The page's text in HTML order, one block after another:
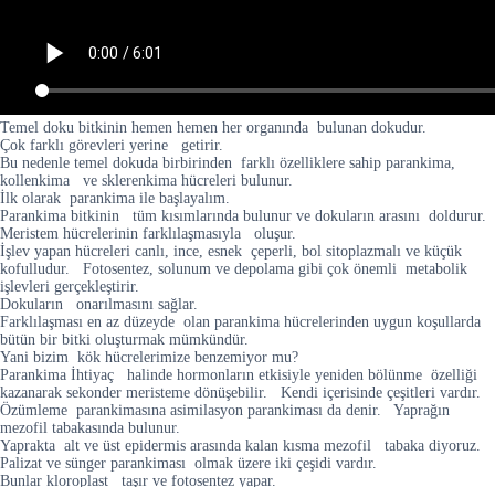
Temel doku bitkinin hemen hemen her organında bulunan dokudur.
Çok farklı görevleri yerine getirir.
Bu nedenle temel dokuda birbirinden farklı özelliklere sahip parankima,
kollenkima ve sklerenkima hücreleri bulunur.
İlk olarak parankima ile başlayalım.
Parankima bitkinin tüm kısımlarında bulunur ve dokuların arasını doldurur.
Meristem hücrelerinin farklılaşmasıyla oluşur.
İşlev yapan hücreleri canlı, ince, esnek çeperli, bol sitoplazmalı ve küçük
kofulludur. Fotosentez, solunum ve depolama gibi çok önemli metabolik
işlevleri gerçekleştirir.
Dokuların onarılmasını sağlar.
Farklılaşması en az düzeyde olan parankima hücrelerinden uygun koşullarda
bütün bir bitki oluşturmak mümkündür.
Yani bizim kök hücrelerimize benzemiyor mu?
Parankima İhtiyaç halinde hormonların etkisiyle yeniden bölünme özelliği
kazanarak sekonder meristeme dönüşebilir. Kendi içerisinde çeşitleri vardır.
Özümleme parankimasına asimilasyon parankiması da denir. Yaprağın
mezofil tabakasında bulunur.
Yaprakta alt ve üst epidermis arasında kalan kısma mezofil tabaka diyoruz.
Palizat ve sünger parankiması olmak üzere iki çeşidi vardır.
Bunlar kloroplast taşır ve fotosentez yapar.